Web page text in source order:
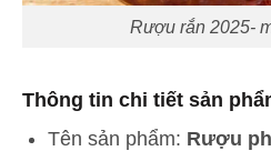
Rượu rắn 2025-
Thông tin chi tiết sản
Tên sản phẩm: Rượu